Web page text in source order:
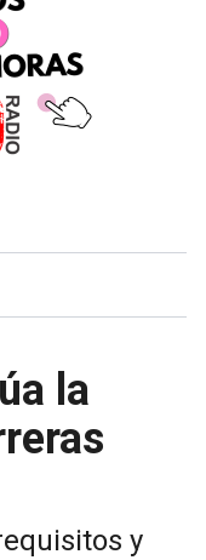
la
y